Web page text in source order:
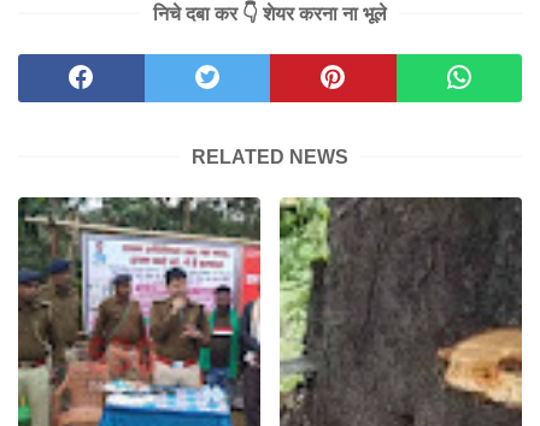
निचे दबा कर 👇 शेयर करना ना भूले
RELATED NEWS